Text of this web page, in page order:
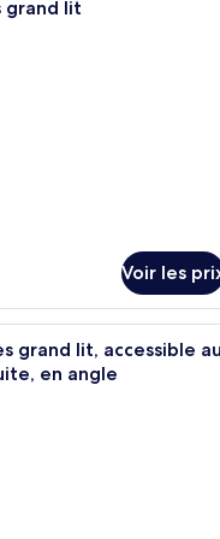
grand lit
Voir les
grand lit, accessible
en angle